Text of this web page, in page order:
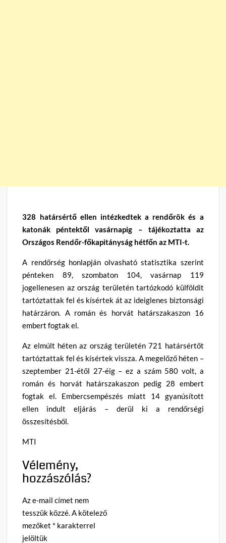
328 határsértő ellen intézkedtek a rendőrök és a
katonák péntektől vasárnapig – tájékoztatta az
Országos Rendőr-főkapitányság hétfőn az MTI-t.
A rendőrség honlapján olvasható statisztika szerint
pénteken 89, szombaton 104, vasárnap 119
jogellenesen az ország területén tartózkodó külföldit
tartóztattak fel és kísértek át az ideiglenes biztonsági
határzáron. A román és horvát határszakaszon 16
embert fogtak el.
Az elmúlt héten az ország területén 721 határsértőt
tartóztattak fel és kísértek vissza. A megelőző héten –
szeptember 21-étől 27-éig – ez a szám 580 volt, a
román és horvát határszakaszon pedig 28 embert
fogtak el. Embercsempészés miatt 14 gyanúsított
ellen indult eljárás – derül ki a rendőrségi
összesítésből.
MTI
Vélemény,
hozzászólás?
Az e-mail címet nem
tesszük közzé.A kötelező
mezőket * karakterrel
jelöltük